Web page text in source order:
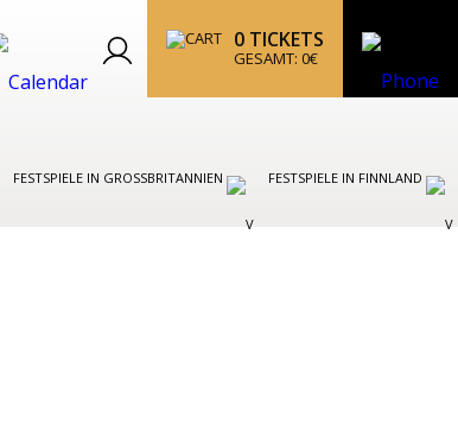
0 TICKETS
GESAMT: 0€
FESTSPIELE IN GROSSBRITANNIEN FESTSPIELE IN FINNLAND